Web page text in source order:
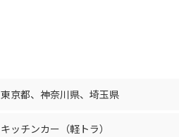
東京都、 神奈川県、 埼玉県
キッチンカー（軽トラ）